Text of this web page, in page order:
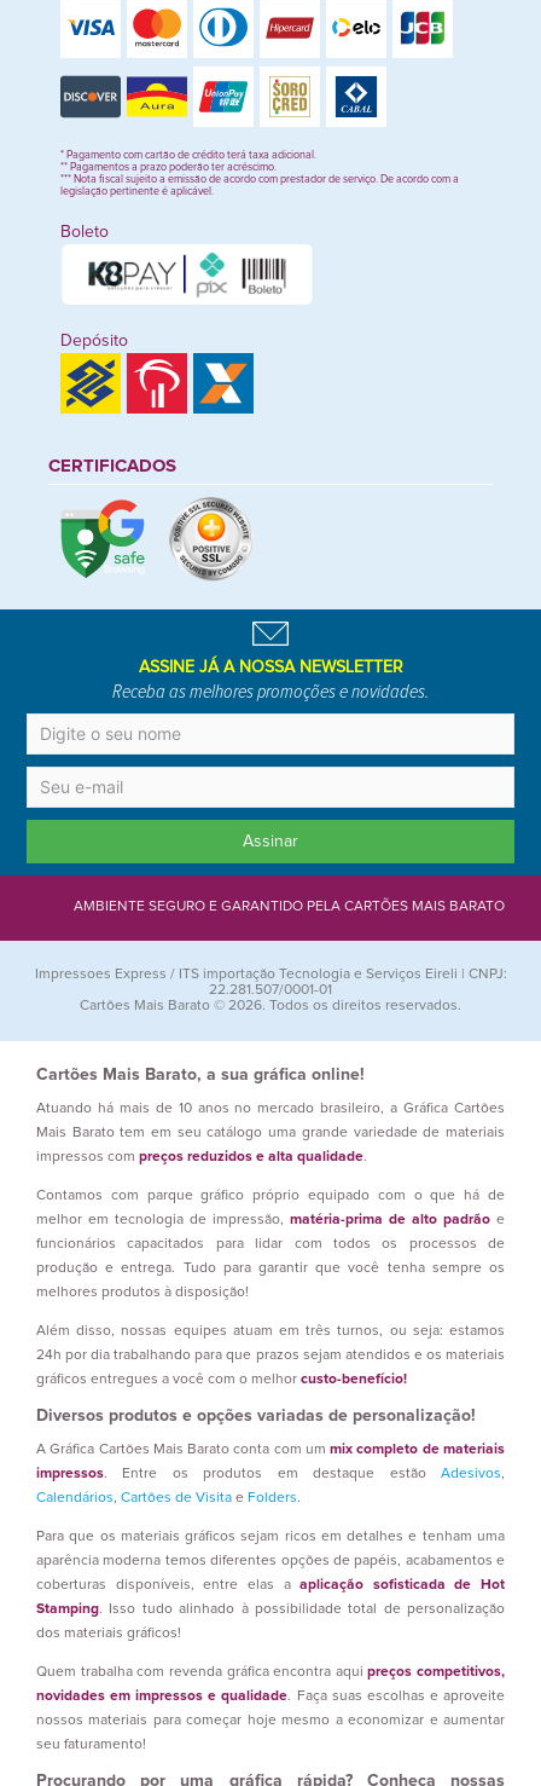
* Pagamento com cartão de crédito terá taxa adicional.
** Pagamentos a prazo poderão ter acréscimo.
*** Nota fiscal sujeito a emissão de acordo com prestador de serviço. De acordo com a
legislação pertinente é aplicável.
Boleto
Depósito
CERTIFICADOS
ASSINE JÁ A NOSSA NEWSLETTER
Receba as melhores promoções e novidades.
Assinar
AMBIENTE SEGURO E GARANTIDO PELA CARTÕES MAIS BARATO
Impressoes Express / ITS importação Tecnologia e Serviços Eireli | CNPJ:
22.281.507/0001-01
Cartões Mais Barato © 2026. Todos os direitos reservados.
Cartões Mais Barato, a sua gráfica online!
Atuando há mais de 10 anos no mercado brasileiro, a Gráfica Cartões
Mais Barato tem em seu catálogo uma grande variedade de materiais
impressos com preços reduzidos e alta qualidade.
Contamos com parque gráfico próprio equipado com o que há de
melhor em tecnologia de impressão, matéria-prima de alto padrão e
funcionários capacitados para lidar com todos os processos de
produção e entrega. Tudo para garantir que você tenha sempre os
melhores produtos à disposição!
Além disso, nossas equipes atuam em três turnos, ou seja: estamos
24h por dia trabalhando para que prazos sejam atendidos e os materiais
gráficos entregues a você com o melhor custo-benefício!
Diversos produtos e opções variadas de personalização!
A Gráfica Cartões Mais Barato conta com ummix completo de materiais
impressos. Entre os produtos em destaque estão Adesivos,
Calendários, Cartões de Visita e Folders.
Para que os materiais gráficos sejam ricos em detalhes e tenham uma
aparência moderna temos diferentes opções de papéis, acabamentos e
coberturas disponíveis, entre elas aaplicação sofisticada de Hot
Stamping. Isso tudo alinhado à possibilidade total de personalização
dos materiais gráficos!
Quem trabalha com revenda gráfica encontra aquipreços competitivos,
novidades em impressos e qualidade. Faça suas escolhas e aproveite
nossos materiais para começar hoje mesmo a economizar e aumentar
seu faturamento!
Procurando por uma gráfica rápida? Conheça nossas